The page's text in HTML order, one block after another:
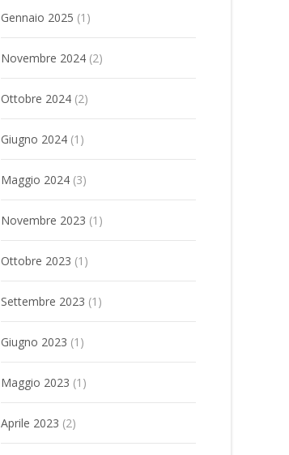
Gennaio 2025 (1)
Novembre 2024 (2)
Ottobre 2024 (2)
Giugno 2024 (1)
Maggio 2024 (3)
Novembre 2023 (1)
Ottobre 2023 (1)
Settembre 2023 (1)
Giugno 2023 (1)
Maggio 2023 (1)
Aprile 2023 (2)